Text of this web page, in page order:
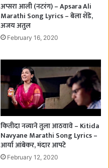
अप्सरा आली (नटरंग) – Apsara Ali
Marathi Song Lyrics – बेला शेंडे,
अजय अतुल
February 16, 2020
कितीदा नव्याने तुला आठवावे – Kitida
Navyane Marathi Song Lyrics –
आर्या आंबेकर, मंदार आपटे
February 12, 2020